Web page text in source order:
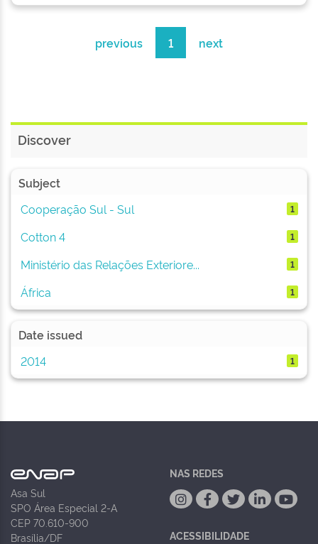
previous 1 next
Discover
Subject
Cooperação Sul - Sul
1
Cotton 4 1
Ministério das Relações Exteriore... 1
África 1
Date issued
2014
1
Asa Sul
SPO Área Especial 2-A
CEP 70.610-900
Brasília/DF
NAS REDES
ACESSIBILIDADE